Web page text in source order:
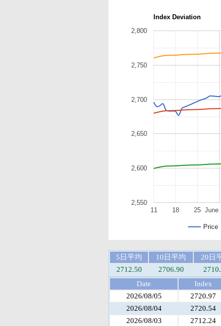
Index Deviation
Price
June
11 18 25
2,550
2,600
2,650
2,700
2,750
2,800
5日平均 10日平均
20日
2712.50
2706.90
Date
Index
2026/08/05
2720.97
2026/08/04
2720.54
2026/08/03
2712.24